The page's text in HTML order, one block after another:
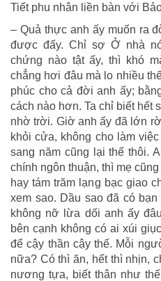
Tiết phu nhân liền bàn với
– Quả thực anh ấy muốn ra
được đấy. Chỉ sợ Ở nhà
chứng nào tật ấy, thì khó
chẳng hơi đâu mà lo nhiều
phúc cho cả đời anh ấy;
cách nào hơn. Ta chỉ biết hết
nhờ trời. Giờ anh ấy đã lớn
khỏi cửa, không cho làm
sang năm cũng lại thế thôi.
chính ngôn thuận, thì mẹ
hay tám trăm lạng bạc giao
xem sao. Dầu sao đã có
không nỡ lừa dối anh ấy
bên cạnh không có ai xúi
để cậy thần cậy thế. Mỗi
nữa? Có thì ăn, hết thì nhịn,
nương tựa, biết thân như